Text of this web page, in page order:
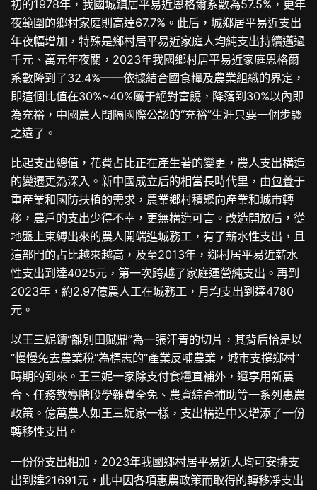
初的1978年，我國城鎮居平易近恩格爾系數為57.5%，更年
夜範圍的鄉村家庭則高達67.7%。此后，城鄉居平易近支出
年夜幅增加，特殊是鄉村居平易近家庭人均純支出持續邁過
千元、萬元年夜關，2023年我國鄉村居平易近家庭恩格爾
系數降到了32.4%——依據結合國食糧及農業組織的界定，
即這個比值在30%~40%屬于絕對富饒，降落到30%以內即
為充裕，中國農人間隔國際公認的“充裕”生涯只要一個步驟
之遠了。
比起支出總值，花費占比正在產生著的變更，農人支出構造
的變遷更為深入。新中國成立后的相當長時代里，由包養于
重產業和國防扶植的需求，農業鄉村積聚向產業和城市轉
移，農戶的支出少得不幸，更無構造可言。改造開放后，從
地盤上束縛出來的農人開端進城務工，有了薪水性支出，且
這部門的占比越來越高，及至2013年，鄉村居平易近薪水
性支出到達4025元，第一次跨越了家庭運營純支出。再到
2023年，約2.97億農人工在城務工，月均支出到達4780
元。
以王三妮鑄“離別田賦鼎”為一張汗青的切片，其背后恰是以
“慢慢免去農業稅”為標志的“產業反哺農業，城市支撐鄉村”
時期的到來。王三妮一家除支付食糧直補外，還享用新農
合、任務教導階段學雜費全免、農資綜合補助等一系列惠農
政策。億萬農人如王三妮家一樣，支出構造中又增添了一份
轉移性支出。
一份份支出相加，2023年我國鄉村居平易近人均可安排支
出到達21691元，此中因各項惠農政策而取得的轉移凈支出